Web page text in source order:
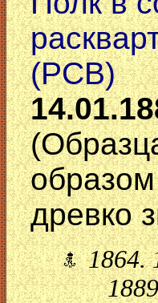
(РСВ)
древко
1864.
1889.